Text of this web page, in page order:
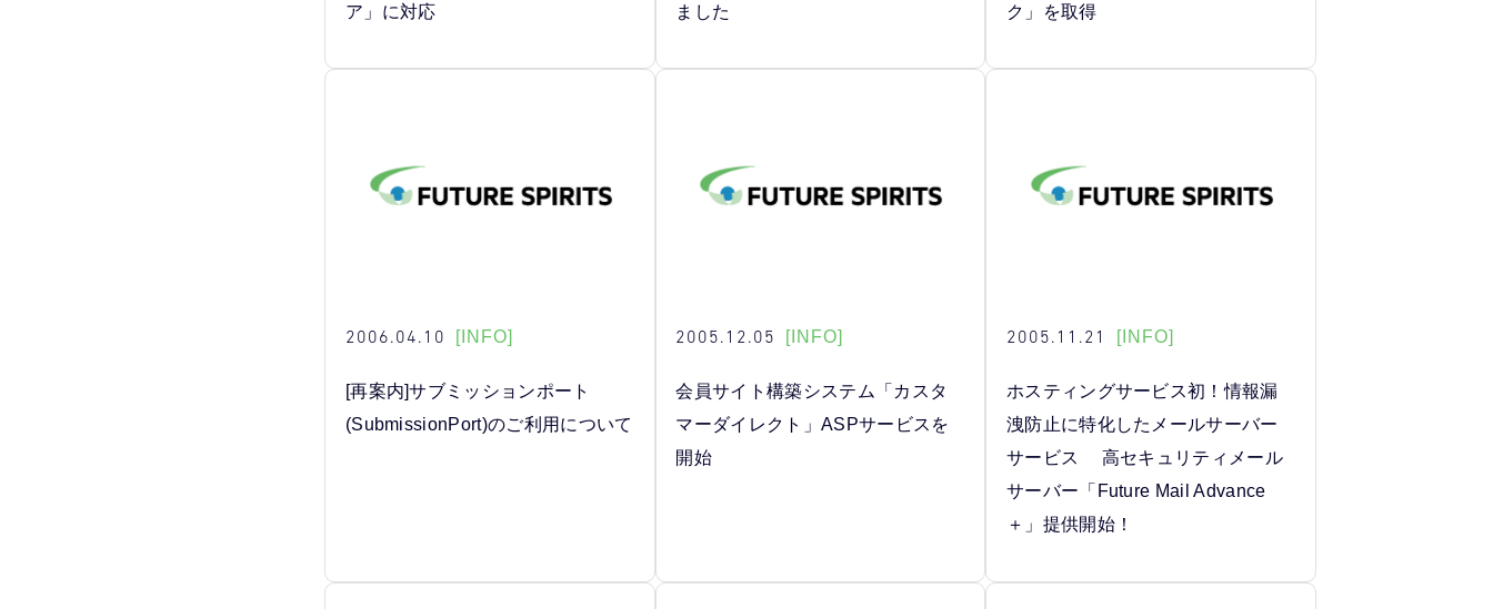
ア」に対応
ました
ク」を取得
2006.04.10 [INFO]
[再案内]サブミッションポート
(SubmissionPort)のご利用について
2005.12.05 [INFO]
会員サイト構築システム「カスタ
マーダイレクト」ASPサービスを
開始
2005.11.21 [INFO]
ホスティングサービス初！情報漏
洩防止に特化したメールサーバー
サービス 高セキュリティメール
サーバー「Future Mail Advance
＋」提供開始！